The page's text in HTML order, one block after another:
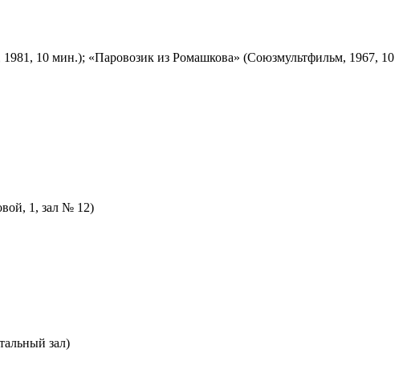
10 мин.); «Паровозик из Ромашкова» (Союзмультфильм, 1967, 10
1, зал № 12)
зал)